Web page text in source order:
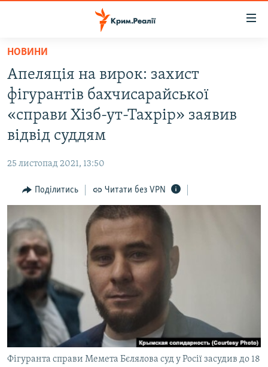
Перейти
основного
матеріалу
Перейти
до
основної
Перейти
пошуку
ВОДА.КРИМ
ВІДЕО ТА ФОТО
ПОЛІТИКА
ІНТЕРВ'Ю
СПЕЦПРОЕКТИ
ДЕПОРТАЦІЯ
ВІДЕОУРОКИ «ELIFBE»
СВІДЧЕННЯ ОКУПАЦІЇ
УКРАЇНСЬКА ПРОБЛЕМА КРИМУ
ІНФОГРАФІКА
ЯК ОБІЙТИ БЛОКУВАННЯ
Русский
Qırımtatar
ДОЛУЧАЙСЯ!
НОВИНИ
Апеляція на вирок: захист
фігурантів бахчисарайської
«справи Хізб-ут-Тахрір» заявив
відвід суддям
25 листопад 2021, 13:50
Поділитись Читати без VPN
Фігуранта справи Мемета Бєлялова суд у Росії засудив до 18